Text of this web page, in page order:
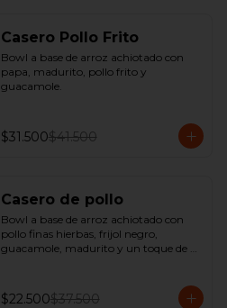
Casero Pollo Frito
Bowl a base de arroz achiotado con
papa, madurito, pollo frito y
guacamole.
$31.500$41.500
Casero de pollo
Bowl a base de arroz achiotado con
pollo finas hierbas, frijol negro,
guacamole, madurito y un toque de
$22.500$37.500